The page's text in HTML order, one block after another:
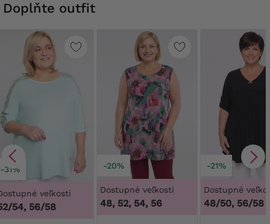
Doplňte outfit
-31%
veľkosti
54, 56/58
-20%
Dostupné veľkosti
48, 52, 54, 56
-21%
Dostupné
48/50, 56/58